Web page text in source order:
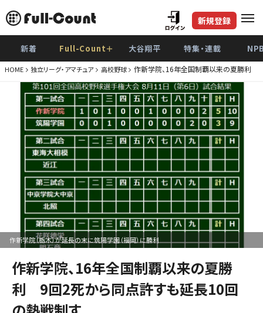
新規登録
新着 Full-Count＋ 大谷翔平 特集・連載
HOME 独立リーグ・アマチュア 高校野球 作新学院、16年全国制覇以来の夏勝利
作新学院（栃木）が延長の末に筑陽学園（福岡）に勝利
作新学院、16年全国制覇以来の夏勝
利 9回2死から同点許すも延長10回